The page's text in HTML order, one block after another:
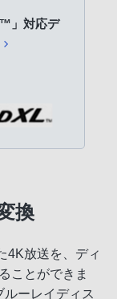
」対応デ
換
4K放送を、ディ
ことができま
ーレイディス